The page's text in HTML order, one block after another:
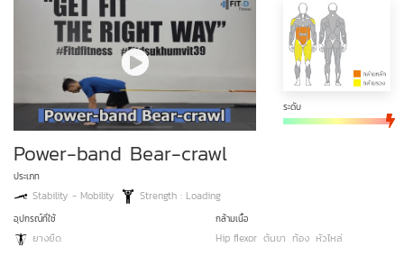
ระดับ
Power-band Bear-crawl
ประเภท
Stability - Mobility Strength : Loading
อุปกรณ์ที่ใช้
ยางยืด
กล้ามเนื้อ
Hip flexor ต้นขา ท้อง หัวไหล่